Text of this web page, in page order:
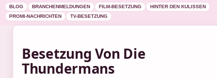
BLOG BRANCHENMELDUNGEN FILM-BESETZUNG
HINTER DEN KULISSEN
PROMI-NACHRICHTEN
TV-BESETZUNG
Besetzung Von Die
Thundermans